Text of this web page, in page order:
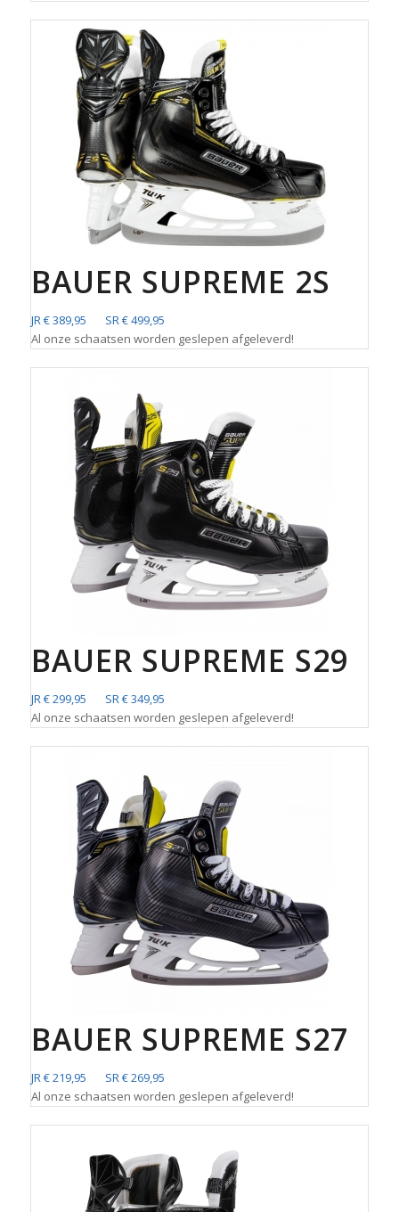
BAUER SUPREME 2S
JR € 389,95 SR € 499,95
Al onze schaatsen worden geslepen afgeleverd!
BAUER SUPREME S29
JR € 299,95 SR € 349,95
Al onze schaatsen worden geslepen afgeleverd!
BAUER SUPREME S27
JR € 219,95 SR € 269,95
Al onze schaatsen worden geslepen afgeleverd!